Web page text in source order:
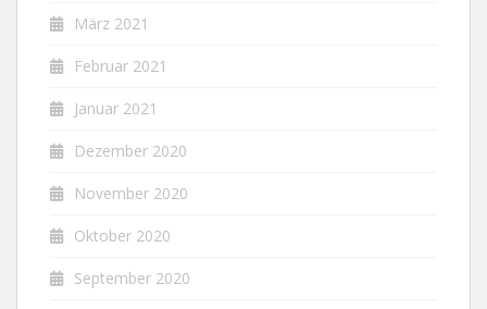
März 2021
Februar 2021
Januar 2021
Dezember 2020
November 2020
Oktober 2020
September 2020